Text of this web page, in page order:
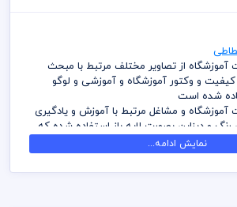
آموزشگاه از تصاویر مختلف مرتبط با مبحث
و وکتور آموزشگاه و آموزشی و لوگو
شده است
آموزشگاه و مشاغل مرتبط با آموزش و یادگیری
رنگ و دیزاین بصورت لایه باز استفاده شده که
مختلف کارت ویزیت را به سلیقه ویرایش و
میهن پی اس دی از تصاویر و وکتورهای
نمایش ادامه...